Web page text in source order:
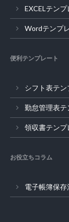
EXCELテンプ
Wordテンプ
便利テンプレート
シフト表テン
勤怠管理表テ
領収書テンプ
お役立ちコラム
電子帳簿保